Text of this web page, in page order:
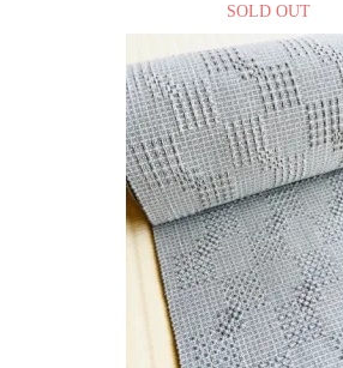
SOLD OUT